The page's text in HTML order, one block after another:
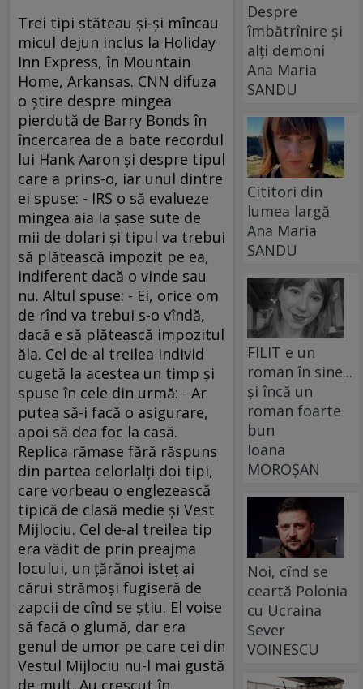
Trei tipi stăteau şi-şi mîncau
micul dejun inclus la Holiday
Inn Express, în Mountain
Home, Arkansas. CNN difuza
o ştire despre mingea
pierdută de Barry Bonds în
încercarea de a bate recordul
lui Hank Aaron şi despre tipul
care a prins-o, iar unul dintre
ei spuse: - IRS o să evalueze
mingea aia la şase sute de
mii de dolari şi tipul va trebui
să plătească impozit pe ea,
indiferent dacă o vinde sau
nu. Altul spuse: - Ei, orice om
de rînd va trebui s-o vîndă,
dacă e să plătească impozitul
ăla. Cel de-al treilea individ
cugetă la acestea un timp şi
spuse în cele din urmă: - Ar
putea să-i facă o asigurare,
apoi să dea foc la casă.
Replica rămase fără răspuns
din partea celorlalţi doi tipi,
care vorbeau o englezească
tipică de clasă medie şi Vest
Mijlociu. Cel de-al treilea tip
era vădit de prin preajma
locului, un ţărănoi isteţ ai
cărui strămoşi fugiseră de
zapcii de cînd se ştiu. El voise
să facă o glumă, dar era
genul de umor pe care cei din
Vestul Mijlociu nu-l mai gustă
de mult. Au crescut în
Despre
îmbătrînire și
alți demoni
Ana Maria
SANDU
Cititori din
lumea largă
Ana Maria
SANDU
FILIT e un
roman în sine...
și încă un
roman foarte
bun
Ioana
MOROȘAN
Noi, cînd se
ceartă Polonia
cu Ucraina
Sever
VOINESCU